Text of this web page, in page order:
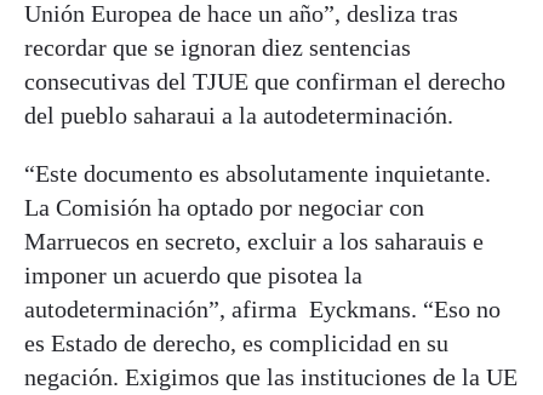
Unión Europea de hace un año”, desliza tras
recordar que se ignoran diez sentencias
consecutivas del TJUE que confirman el derecho
del pueblo saharaui a la autodeterminación.
“Este documento es absolutamente inquietante.
La Comisión ha optado por negociar con
Marruecos en secreto, excluir a los saharauis e
imponer un acuerdo que pisotea la
autodeterminación”, afirma Eyckmans. “Eso no
es Estado de derecho, es complicidad en su
negación. Exigimos que las instituciones de la UE